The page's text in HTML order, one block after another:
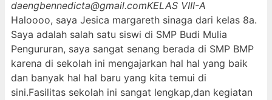
daengbennedicta@gmail.comKELAS VIII-A
Haloooo, saya Jesica margareth sinaga dari kelas 8a.
Saya adalah salah satu siswi di SMP Budi Mulia
Pengururan, saya sangat senang berada di SMP BMP
karena di sekolah ini mengajarkan hal hal yang baik
dan banyak hal hal baru yang kita temui di
sini.Fasilitas sekolah ini sangat lengkap,dan kegiatan